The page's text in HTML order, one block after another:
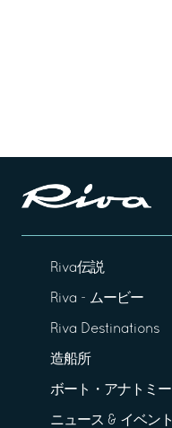
Riva伝説
Riva - ムービー
Riva Destinations
造船所
ボート・アナトミー
ニュース & イベント